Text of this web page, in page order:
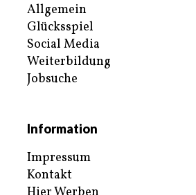
Allgemein
Glücksspiel
Social Media
Weiterbildung
Jobsuche
Information
Impressum
Kontakt